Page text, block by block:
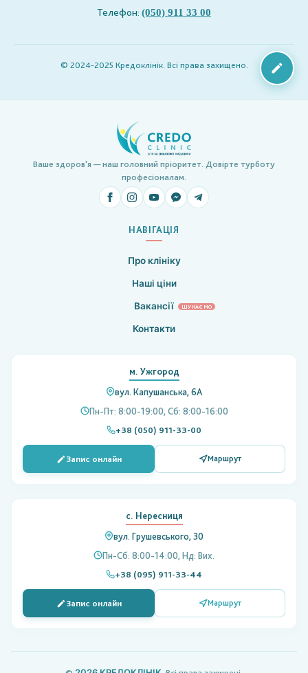
Телефон: (050) 911 33 00
© 2024-2025 Кредоклінік. Всі права захищено.
Ваше здоров'я — наш головний пріоритет. Довірте турботу
професіоналам.
НАВІГАЦІЯ
Про клініку
Наші ціни
Вакансії ШУКАЄМО
Контакти
м. Ужгород
вул. Капушанська, 6А
Пн-Пт: 8:00-19:00, Сб: 8:00-16:00
+38 (050) 911-33-00
Запис онлайн Маршрут
с. Нересниця
вул. Грушевського, 30
Пн-Сб: 8:00-14:00, Нд: Вих.
+38 (095) 911-33-44
Запис онлайн Маршрут